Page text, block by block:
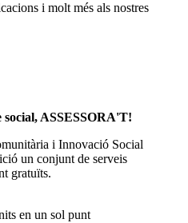
i molt més als nostres
social, ASSESSORA'T!
i Innovació Social
un conjunt de serveis
gratuïts.